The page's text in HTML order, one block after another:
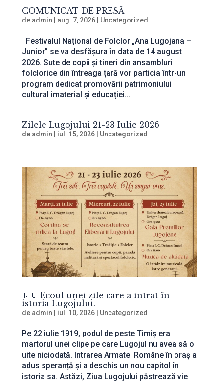
COMUNICAT DE PRESĂ
de admin aug. 7, 2026| Uncategorized
Festivalul Național de Folclor „Ana Lugojana –
Junior” se va desfășura în data de 14 august
2026. Sute de copii și tineri din ansambluri
folclorice din întreaga țară vor particia într-un
program dedicat promovării patrimoniului
cultural imaterial și educației...
Zilele Lugojului 21-23 Iulie 2026
de admin iul. 15, 2026| Uncategorized
🇷🇴 Ecoul unei zile care a intrat în
istoria Lugojului.
de admin iul. 10, 2026| Uncategorized
Pe 22 iulie 1919, podul de peste Timiș era
martorul unei clipe pe care Lugojul nu avea să o
uite niciodată. Intrarea Armatei Române în oraș a
adus speranță și a deschis un nou capitol în
istoria sa. Astăzi, Ziua Lugojului păstrează vie